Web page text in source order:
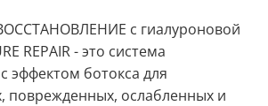
с гиалуроновой
REPAIR - это система
эффектом ботокса для
поврежденных, ослабленных и